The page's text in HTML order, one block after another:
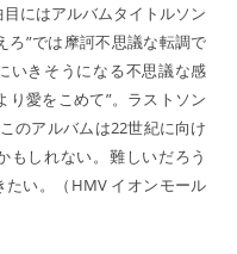
にはアルバムタイトルソン
ろ”では摩訶不思議な転調で
いきそうになる不思議な感
り愛をこめて”。ラストソン
のアルバムは22世紀に向け
もしれない。難しいだろう
い。（HMV イオンモール